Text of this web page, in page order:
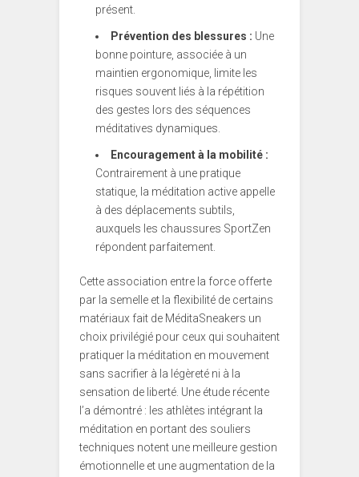
présent.
Prévention des blessures : Une
bonne pointure, associée à un
maintien ergonomique, limite les
risques souvent liés à la répétition
des gestes lors des séquences
méditatives dynamiques.
Encouragement à la mobilité :
Contrairement à une pratique
statique, la méditation active appelle
à des déplacements subtils,
auxquels les chaussures SportZen
répondent parfaitement.
Cette association entre la force offerte
par la semelle et la flexibilité de certains
matériaux fait de MéditaSneakers un
choix privilégié pour ceux qui souhaitent
pratiquer la méditation en mouvement
sans sacrifier à la légèreté ni à la
sensation de liberté. Une étude récente
l’a démontré : les athlètes intégrant la
méditation en portant des souliers
techniques notent une meilleure gestion
émotionnelle et une augmentation de la